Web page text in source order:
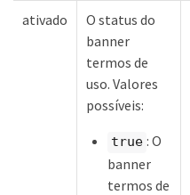
ativado
O status do
banner
termos de
uso. Valores
possíveis:
true : O
banner
termos de